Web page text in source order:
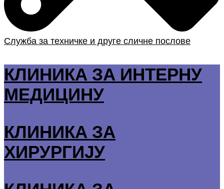
Служба за техничке и друге сличне послове
КЛИНИКА ЗА ИНТЕРНУ
МЕДИЦИНУ
КЛИНИКА ЗА
ХИРУРГИЈУ